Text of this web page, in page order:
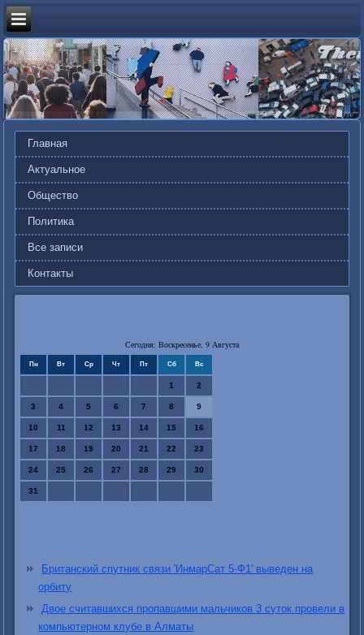
Главная
Актуальное
Общество
Политика
Все записи
Контакты
Сегодня: Воскресенье, 9 Августа
Пн Вт Ср Чт Пт Сб Вс
1 2
3 4 5 6 7 8 9
10 11 12 13 14 15 16
17 18 19 20 21 22 23
24 25 26 27 28 29 30
31
Британский спутник связи 'ИнмарСат 5-Ф1' выведен на
орбиту
Двое считавшихся пропавшими мальчиков 3 суток провели в
компьютерном клубе в Алматы